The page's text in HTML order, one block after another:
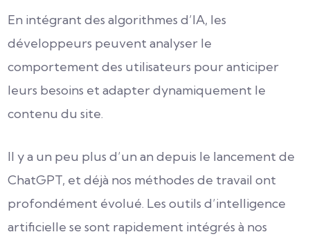
En intégrant des algorithmes d’IA, les
développeurs peuvent analyser le
comportement des utilisateurs pour anticiper
leurs besoins et adapter dynamiquement le
contenu du site.
Il y a un peu plus d’un an depuis le lancement de
ChatGPT, et déjà nos méthodes de travail ont
profondément évolué. Les outils d’intelligence
artificielle se sont rapidement intégrés à nos